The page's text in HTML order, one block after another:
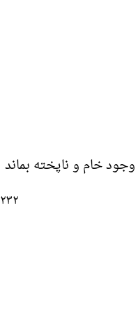
٢٣٢. این عمر به ابر نوبهاران ماند